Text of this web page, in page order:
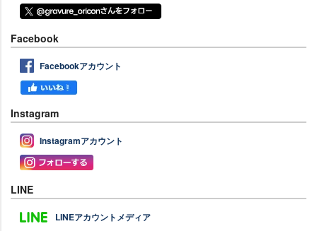
Facebook
Facebookアカウント
Instagram
Instagramアカウント
LINE
LINEアカウントメディア